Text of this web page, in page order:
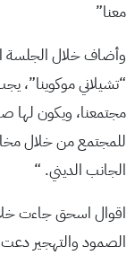
معنا”
وأضاف خلال الجلسة
“تشيلاني موكوينا”،
مجتمعنا، ويكون لها
للمجتمع من خلال
الجانب الديني. “
اقوال اسحق جاءت
الصمود والتهجير دعت